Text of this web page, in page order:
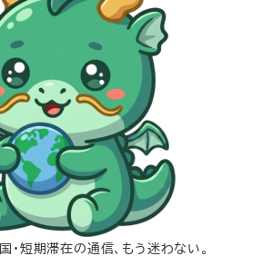
・短期滞在の通信、もう迷わない。